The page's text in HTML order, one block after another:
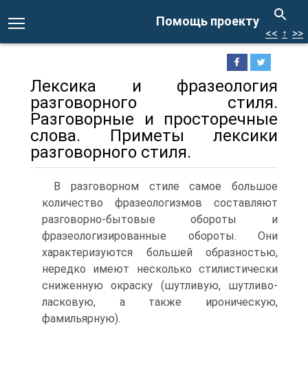
Помощь проекту
<< ↑ >>
Лексика и фразеология
разговорного стиля.
Разговорные и просторечные
слова. Приметы лексики
разговорного стиля.
В разговорном стиле самое большое
количество фразеологизмов составляют
разговорно-бытовые обороты и
фразеологизированные обороты. Они
характеризуются большей образностью,
нередко имеют несколько стилистически
сниженную окраску (шутливую, шутливо-
ласковую, а также ироническую,
фамильярную).